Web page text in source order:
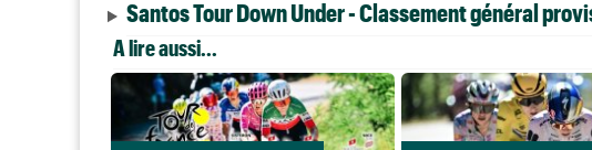
Santos Tour Down Under - Classement général
A lire aussi...